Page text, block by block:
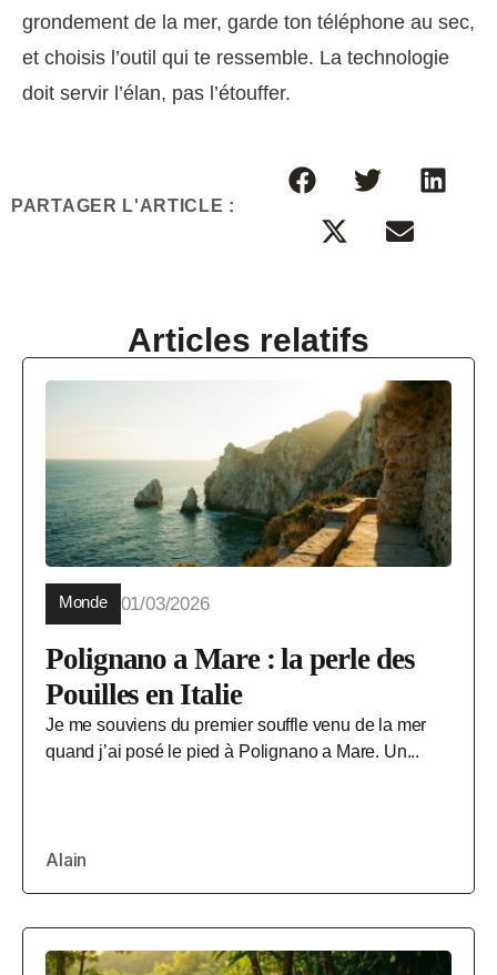
grondement de la mer, garde ton téléphone au sec,
et choisis l’outil qui te ressemble. La technologie
doit servir l’élan, pas l’étouffer.
PARTAGER L'ARTICLE :
Articles relatifs
Monde 01/03/2026
Polignano a Mare : la perle des
Pouilles en Italie
Je me souviens du premier souffle venu de la mer
quand j’ai posé le pied à Polignano a Mare. Un...
Alain